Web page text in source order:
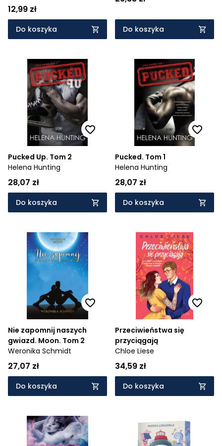
12,99 zł
Do koszyka Do koszyka
Pucked Up. Tom 2
Helena Hunting
28,07 zł
Do koszyka
Pucked. Tom 1
Helena Hunting
28,07 zł
Do koszyka
Nie zapomnij naszych
gwiazd. Moon. Tom 2
Weronika Schmidt
27,07 zł
Do koszyka
Przeciwieństwa się
przyciągają
Chloe Liese
34,59 zł
Do koszyka